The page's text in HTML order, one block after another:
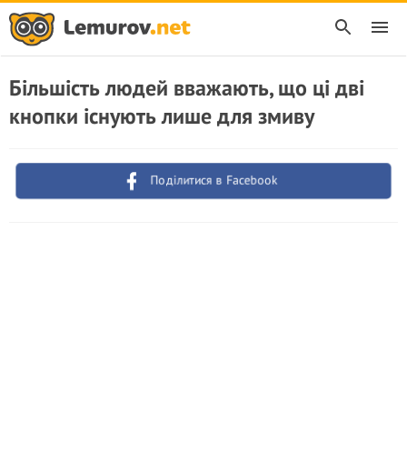
Більшість людей вважають, що ці дві
кнопки існують лише для змиву
Поділитися в Facebook